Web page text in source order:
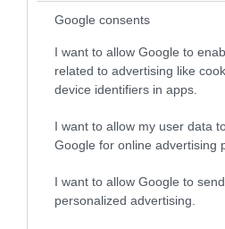
Google consents
I want to allow Google to
related to advertising like
device identifiers in apps.
I want to allow my user data
Google for online advertising
I want to allow Google to
personalized advertising.
09.08.2026 | 23:02
Νεοσύλλεκτοι Ουκρανοί
υπάλληλοι της TCC